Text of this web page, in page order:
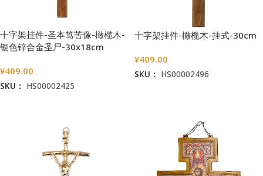
十字架挂件-圣本笃苦像-橄榄木-
银色锌合金圣尸-30x18cm
¥409.00
SKU： HS00002425
十字架挂件-橄榄木-挂式-30cm
¥409.00
SKU： HS00002496